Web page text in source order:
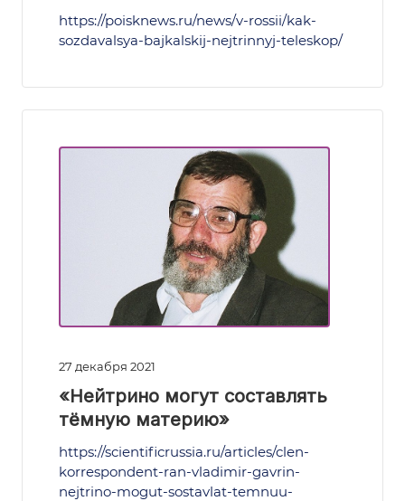
https://poisknews.ru/news/v-rossii/kak-
sozdavalsya-bajkalskij-nejtrinnyj-teleskop/
27 декабря 2021
«Нейтрино могут составлять
тёмную материю»
https://scientificrussia.ru/articles/clen-
korrespondent-ran-vladimir-gavrin-
nejtrino-mogut-sostavlat-temnuu-